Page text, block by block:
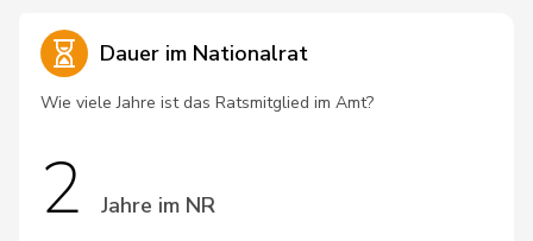
Dauer im Nationalrat
Wie viele Jahre ist das Ratsmitglied im Amt?
2 Jahre im NR